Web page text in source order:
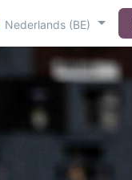
Nederlands (BE)